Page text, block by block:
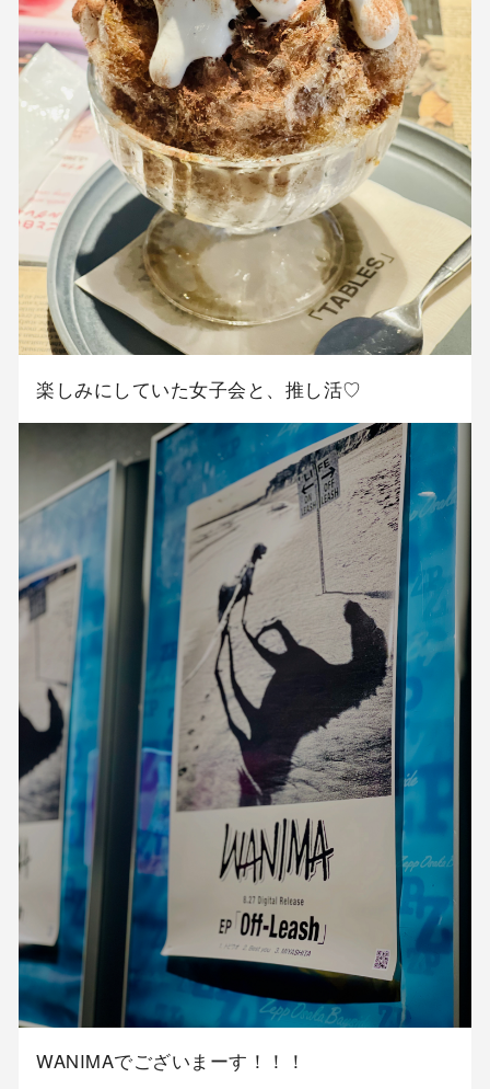
楽しみにしていた女子会と、推し活♡
WANIMAでございまーす！！！